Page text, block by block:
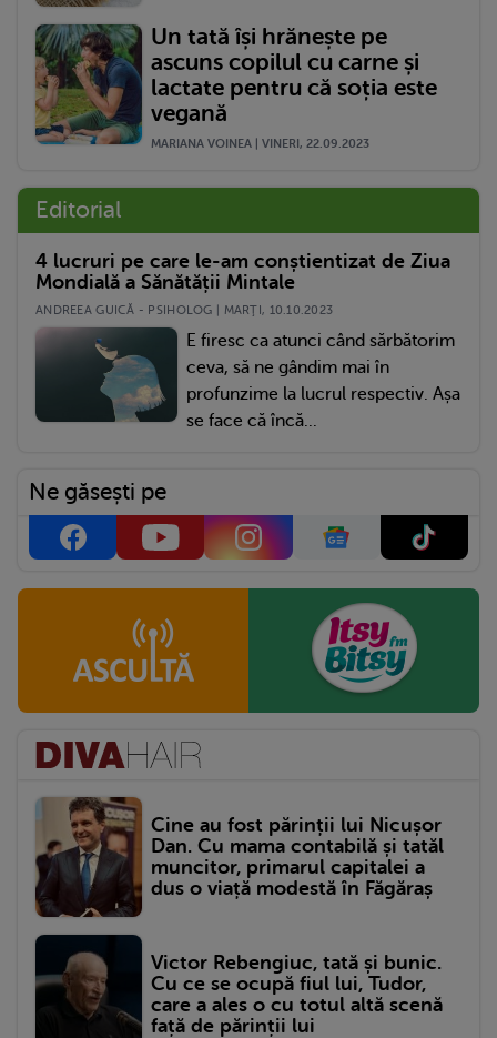
Un tată își hrănește pe
ascuns copilul cu carne și
lactate pentru că soția este
vegană
MARIANA VOINEA | VINERI, 22.09.2023
Editorial
4 lucruri pe care le-am conștientizat de Ziua
Mondială a Sănătății Mintale
ANDREEA GUICĂ - PSIHOLOG | MARŢI, 10.10.2023
E firesc ca atunci când sărbătorim
ceva, să ne gândim mai în
profunzime la lucrul respectiv. Așa
se face că încă...
Ne găsești pe
Cine au fost părinții lui Nicușor
Dan. Cu mama contabilă și tatăl
muncitor, primarul capitalei a
dus o viață modestă în Făgăraș
Victor Rebengiuc, tată și bunic.
Cu ce se ocupă fiul lui, Tudor,
care a ales o cu totul altă scenă
față de părinții lui